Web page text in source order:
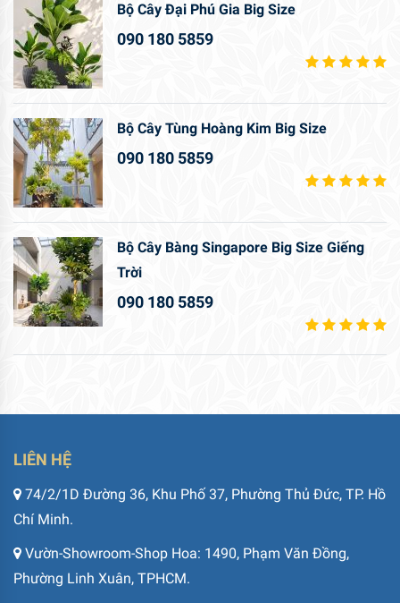
Bộ Cây Đại Phú Gia Big Size
090 180 5859
Bộ Cây Tùng Hoàng Kim Big Size
090 180 5859
Bộ Cây Bàng Singapore Big Size Giếng
Trời
090 180 5859
LIÊN HỆ
74/2/1D Đường 36, Khu Phố 37, Phường Thủ Đức, TP. Hồ
Chí Minh.
Vườn-Showroom-Shop Hoa: 1490, Phạm Văn Đồng,
Phường Linh Xuân, TPHCM.